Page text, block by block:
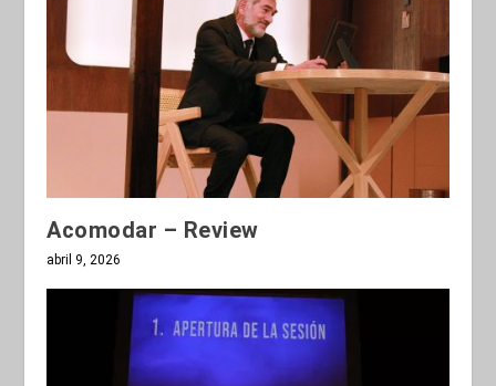
Acomodar – Review
abril 9, 2026